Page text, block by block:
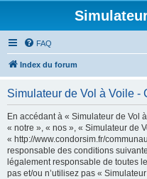
FAQ
Index du forum
Simulateur de Vol à Voile -
En accédant à « Simulateur de Vol
« notre », « nos », « Simulateur de
« http://www.condorsim.fr/
responsable des conditions
légalement responsable de toutes
pas et/ou n’utilisez pas «